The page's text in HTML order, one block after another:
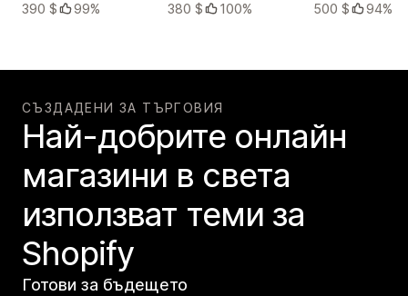
390 $
99%
380 $
100%
500 $
94%
СЪЗДАДЕНИ ЗА ТЪРГОВИЯ
Най-добрите онлайн
магазини в света
използват теми за
Shopify
Готови за бъдещето